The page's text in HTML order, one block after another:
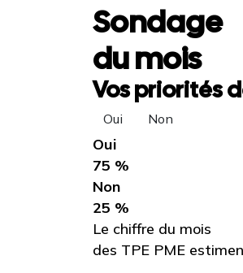
Sondage
du mois
Vos priorités
Oui Non
Oui
75 %
Non
25 %
Le chiffre du mois
des TPE PME